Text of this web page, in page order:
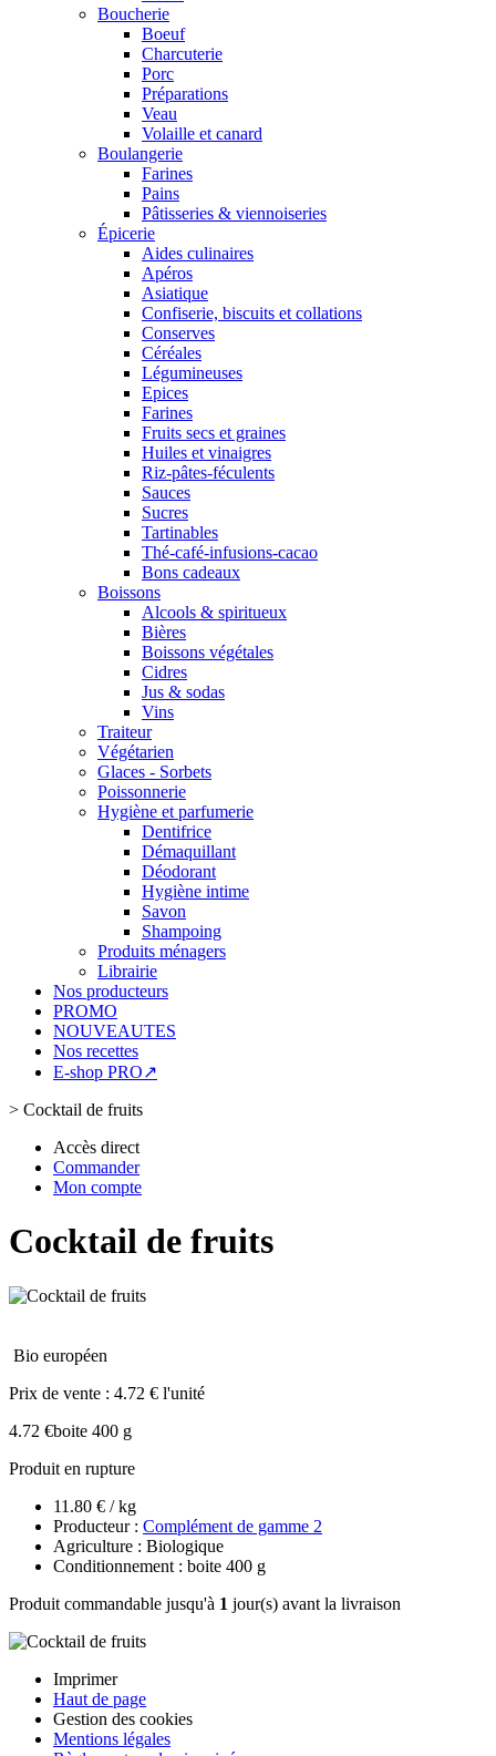
Boucherie
Boeuf
Charcuterie
Porc
Préparations
Veau
Volaille et canard
Boulangerie
Farines
Pains
Pâtisseries & viennoiseries
Épicerie
Aides culinaires
Apéros
Asiatique
Confiserie, biscuits et collations
Conserves
Céréales
Légumineuses
Epices
Farines
Fruits secs et graines
Huiles et vinaigres
Riz-pâtes-féculents
Sauces
Sucres
Tartinables
Thé-café-infusions-cacao
Bons cadeaux
Boissons
Alcools & spiritueux
Bières
Boissons végétales
Cidres
Jus & sodas
Vins
Traiteur
Végétarien
Glaces - Sorbets
Poissonnerie
Hygiène et parfumerie
Dentifrice
Démaquillant
Déodorant
Hygiène intime
Savon
Shampoing
Produits ménagers
Librairie
Nos producteurs
PROMO
NOUVEAUTES
Nos recettes
E-shop PRO↗
> Cocktail de fruits
Accès direct
Commander
Mon compte
Cocktail de fruits
Bio européen
Prix de vente : 4.72 € l'unité
4.72 €boite 400 g
Produit en rupture
11.80 € / kg
Producteur : Complément de gamme 2
Agriculture : Biologique
Conditionnement : boite 400 g
Produit commandable jusqu'à 1 jour(s) avant la livraison
Imprimer
Haut de page
Gestion des cookies
Mentions légales